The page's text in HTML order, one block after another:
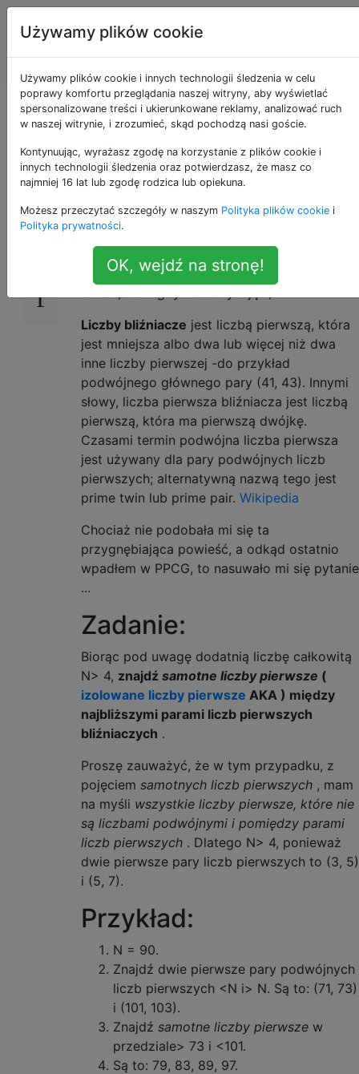
Programowanie
puzzli i Code
Golf
Samotność liczb
pierwszych
24
Niedawno przeczytałem powieść
„Samotność liczb pierwszych”, w
główni bohaterowie są nieco porównani do
podwójnych liczb pierwszych(„
Liczby bliźniacze jest liczbą pierwszą, która
jest mniejsza albo dwa lub więcej niż dwa
inne liczby pierwszej -do przykład
podwójnego głównego pary (41, 43). Innymi
słowy, liczba pierwsza bliźniacza jest liczbą
pierwszą, która ma pierwszą dwójkę.
Czasami termin podwójna liczba pierwsza
jest używany dla pary podwójnych liczb
pierwszych; alternatywną nazwą tego jest
prime twin lub prime pair. Wikipedia
Chociaż nie podobała mi się ta
przygnębiająca powieść, a odkąd ostatnio
wpadłem w PPCG, to nasuwało mi się pytanie
...
Zadanie:
Biorąc pod uwagę dodatnią liczbę całkowitą
N> 4, znajdź samotne liczby pierwsze (
izolowane liczby pierwsze AKA ) między
najbliższymi parami liczb pierwszych
bliźniaczych .
Proszę zauważyć, że w tym przypadku, z
pojęciem samotnych liczb pierwszych , mam
na myśli wszystkie liczby pierwsze, które nie
są liczbami podwójnymi i pomiędzy parami
liczb pierwszych . Dlatego N> 4, ponieważ
dwie pierwsze pary liczb pierwszych to (3, 5)
i (5, 7).
Przykład:
N = 90.
Znajdź dwie pierwsze pary podwójnych
liczb pierwszych <N i> N. Są to: (71, 73)
i (101, 103).
Znajdź samotne liczby pierwsze w
przedziale> 73 i <101.
Są to: 79, 83, 89, 97.
Używamy plików cookie
Używamy plików cookie i innych technologii śledzenia w celu
poprawy komfortu przeglądania naszej witryny, aby wyświetlać
spersonalizowane treści i ukierunkowane reklamy, analizować ruch
w naszej witrynie, i zrozumieć, skąd pochodzą nasi goście.
Kontynuując, wyrażasz zgodę na korzystanie z plików cookie i
innych technologii śledzenia oraz potwierdzasz, że masz co
najmniej 16 lat lub zgodę rodzica lub opiekuna.
Możesz przeczytać szczegóły w naszym Polityka plików cookie i
Polityka prywatności.
OK, wejdź na stronę!